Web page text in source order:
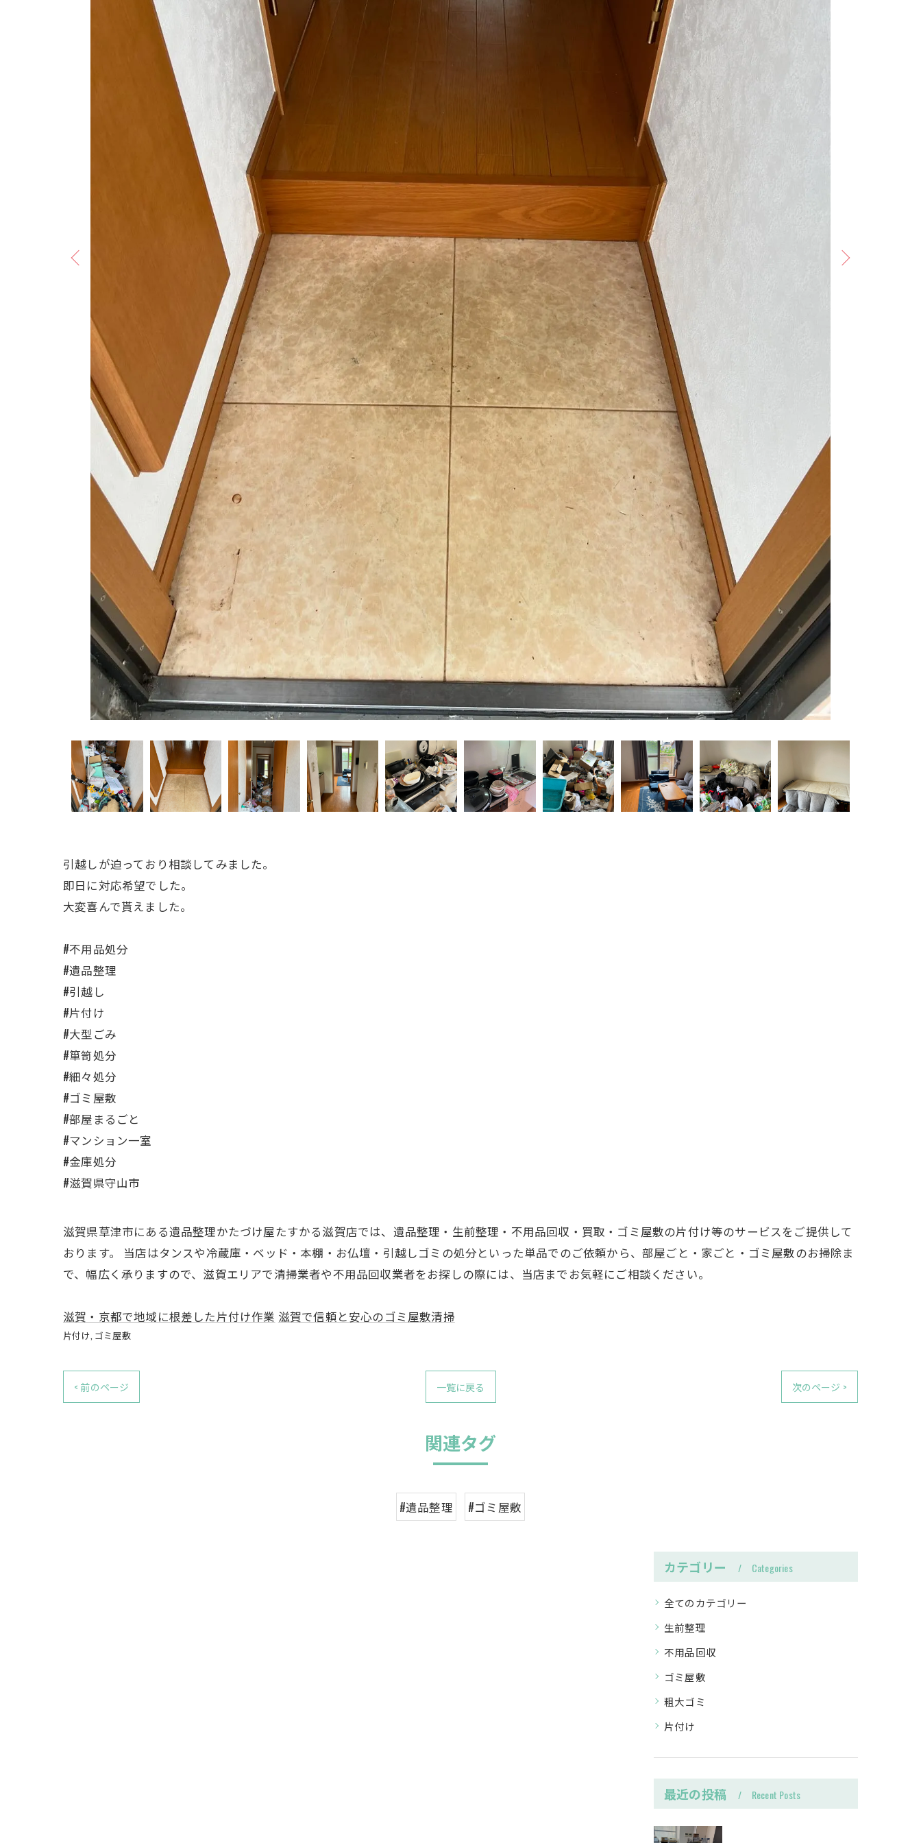
引越しが迫っており相談してみました。
即日に対応希望でした。
大変喜んで貰えました。
#不用品処分
#遺品整理
#引越し
#片付け
#大型ごみ
#箪笥処分
#細々処分
#ゴミ屋敷
#部屋まるごと
#マンション一室
#金庫処分
#滋賀県守山市
滋賀県草津市にある遺品整理かたづけ屋たすかる滋賀店では、遺品整理・生前整理・不用品回収・買取・ゴミ屋敷の片付け等のサービスをご提供して
おります。 当店はタンスや冷蔵庫・ベッド・本棚・お仏壇・引越しゴミの処分といった単品でのご依頼から、部屋ごと・家ごと・ゴミ屋敷のお掃除ま
で、幅広く承りますので、滋賀エリアで清掃業者や不用品回収業者をお探しの際には、当店までお気軽にご相談ください。
滋賀・京都で地域に根差した片付け作業 滋賀で信頼と安心のゴミ屋敷清掃
片付け ゴミ屋敷
< 前のページ 一覧に戻る 次のページ >
関連タグ
#遺品整理 #ゴミ屋敷
カテゴリー Categories
全てのカテゴリー
生前整理
不用品回収
ゴミ屋敷
粗大ゴミ
片付け
最近の投稿 Recent Posts